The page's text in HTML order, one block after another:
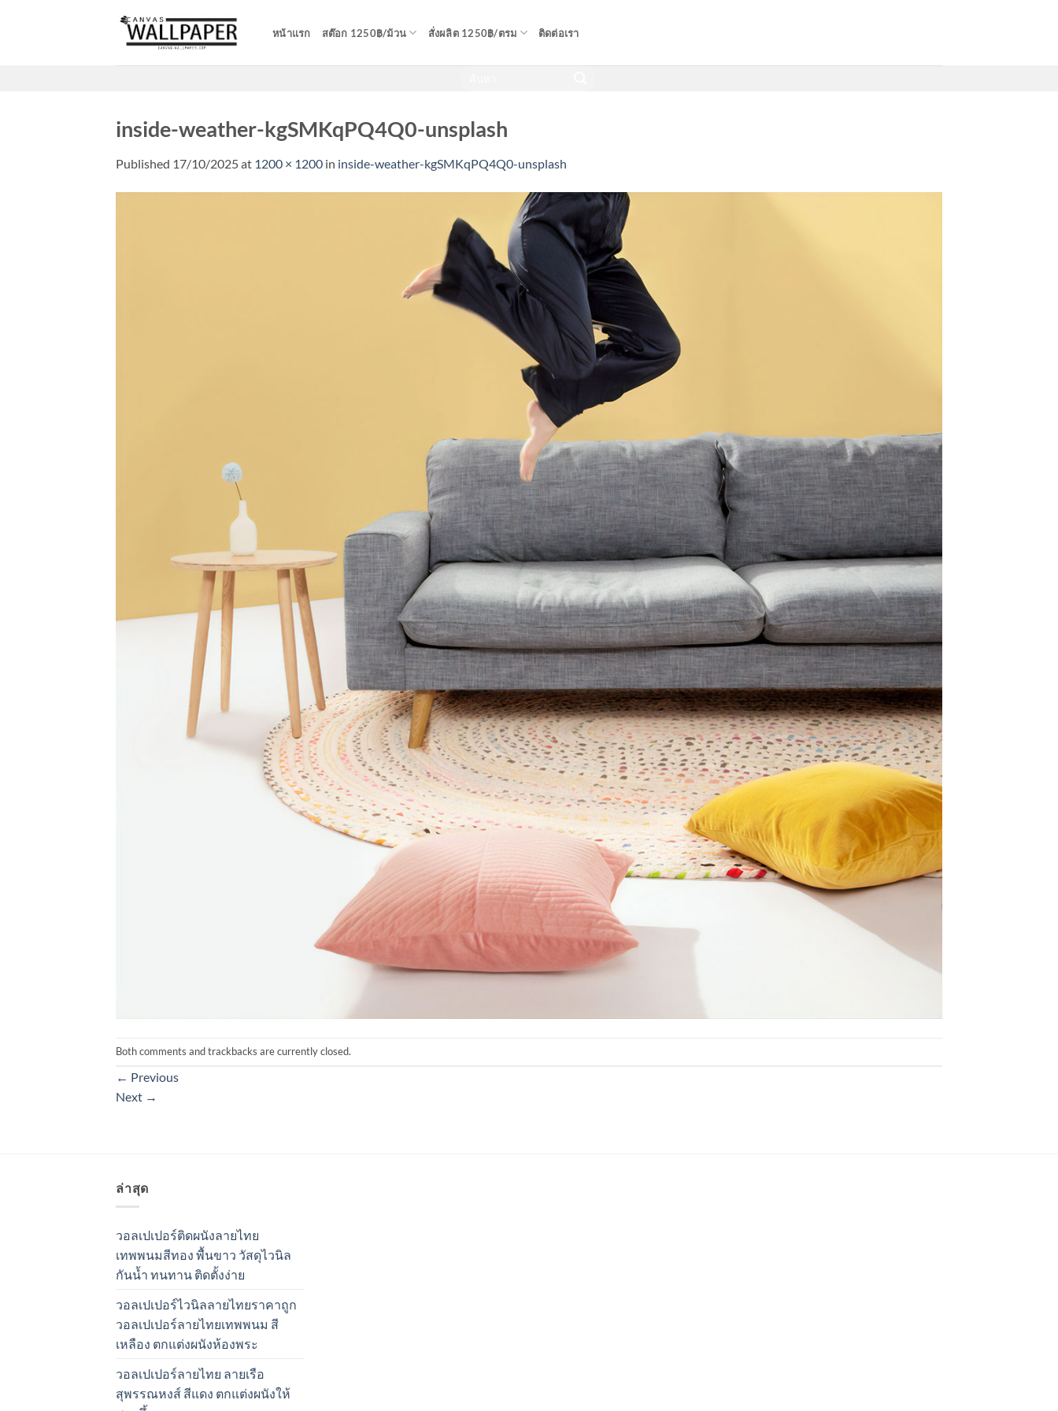
หน้าแรก สต๊อก 1250฿/ม้วน สั่งผลิต 1250฿/ตรม ติดต่อเรา
inside-weather-kgSMKqPQ4Q0-unsplash
Published 17/10/2025at 1200 × 1200 in inside-weather-kgSMKqPQ4Q0-unsplash
Both comments and trackbacks are currently closed.
← Previous
Next →
ล่าสุด
วอลเปเปอร์ติดผนังลายไทย
เทพพนมสีทอง พื้นขาว วัสดุไวนิล
กันน้ำ ทนทาน ติดตั้งง่าย
วอลเปเปอร์ไวนิลลายไทยราคาถูก
วอลเปเปอร์ลายไทยเทพพนม สี
เหลือง ตกแต่งผนังห้องพระ
วอลเปเปอร์ลายไทย ลายเรือ
สุพรรณหงส์ สีแดง ตกแต่งผนังให้